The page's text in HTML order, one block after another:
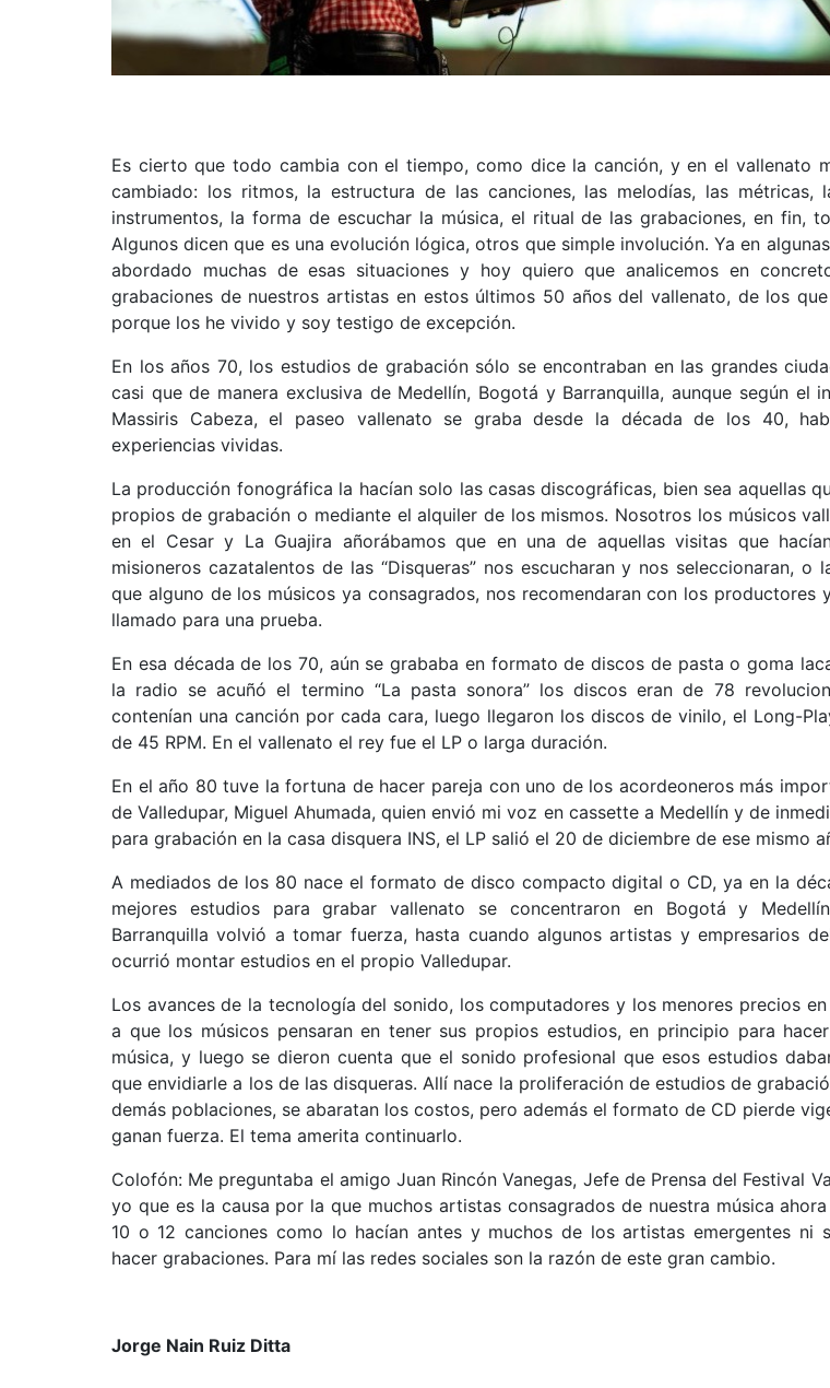
Es cierto que todo cambia con el tiempo, como dice la canción, y en el vallenato
cambiado: los ritmos, la estructura de las canciones, las melodías, las métricas,
instrumentos, la forma de escuchar la música, el ritual de las grabaciones, en fin,
Algunos dicen que es una evolución lógica, otros que simple involución. Ya en
abordado muchas de esas situaciones y hoy quiero que analicemos en
grabaciones de nuestros artistas en estos últimos 50 años del vallenato, de los
porque los he vivido y soy testigo de excepción.
En los años 70, los estudios de grabación sólo se encontraban en las grandes
casi que de manera exclusiva de Medellín, Bogotá y Barranquilla, aunque según el
Massiris Cabeza, el paseo vallenato se graba desde la década de los 40,
experiencias vividas.
La producción fonográfica la hacían solo las casas discográficas, bien sea aquellas
propios de grabación o mediante el alquiler de los mismos. Nosotros los músicos
en el Cesar y La Guajira añorábamos que en una de aquellas visitas que
misioneros cazatalentos de las “Disqueras” nos escucharan y nos seleccionaran, o
que alguno de los músicos ya consagrados, nos recomendaran con los productores
llamado para una prueba.
En esa década de los 70, aún se grababa en formato de discos de pasta o goma
la radio se acuñó el termino “La pasta sonora” los discos eran de 78
contenían una canción por cada cara, luego llegaron los discos de vinilo, el Long-
de 45 RPM. En el vallenato el rey fue el LP o larga duración.
En el año 80 tuve la fortuna de hacer pareja con uno de los acordeoneros más
de Valledupar, Miguel Ahumada, quien envió mi voz en cassette a Medellín y de
para grabación en la casa disquera INS, el LP salió el 20 de diciembre de ese mismo
A mediados de los 80 nace el formato de disco compacto digital o CD, ya en la
mejores estudios para grabar vallenato se concentraron en Bogotá y
Barranquilla volvió a tomar fuerza, hasta cuando algunos artistas y empresarios
ocurrió montar estudios en el propio Valledupar.
Los avances de la tecnología del sonido, los computadores y los menores precios
a que los músicos pensaran en tener sus propios estudios, en principio para
música, y luego se dieron cuenta que el sonido profesional que esos estudios
que envidiarle a los de las disqueras. Allí nace la proliferación de estudios de
demás poblaciones, se abaratan los costos, pero además el formato de CD pierde
ganan fuerza. El tema amerita continuarlo.
Colofón: Me preguntaba el amigo Juan Rincón Vanegas, Jefe de Prensa del Festival
yo que es la causa por la que muchos artistas consagrados de nuestra música
10 o 12 canciones como lo hacían antes y muchos de los artistas emergentes ni
hacer grabaciones. Para mí las redes sociales son la razón de este gran cambio.
Jorge Nain Ruiz Ditta